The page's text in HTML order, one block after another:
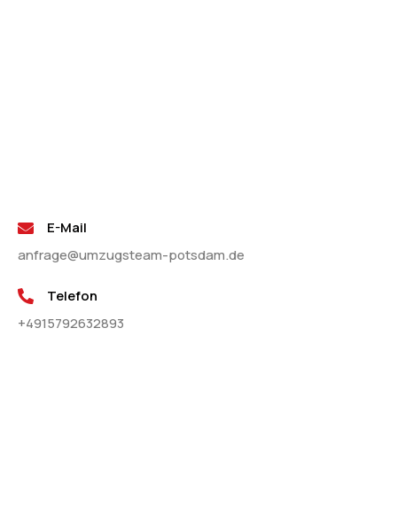
E-Mail
anfrage@umzugsteam-potsdam.de
Telefon
+4915792632893